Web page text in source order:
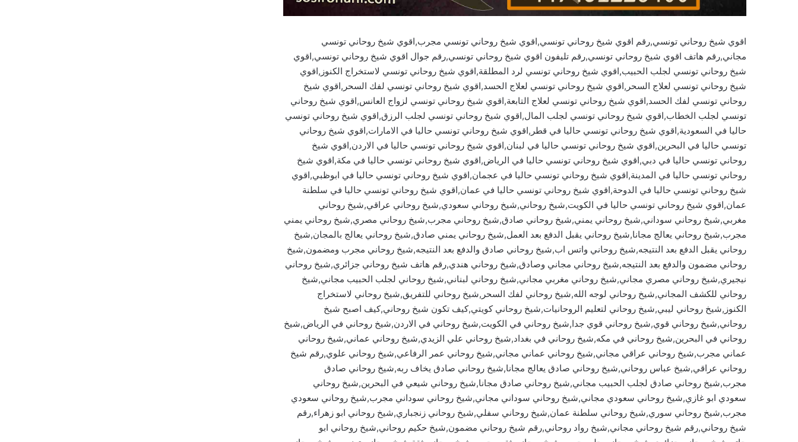
اقوي شيخ روحاني تونسي,رقم اقوي شيخ روحاني تونسي,اقوي شيخ روحاني تونسي مجرب,اقوي شيخ روحاني تونسي
مجاني,رقم هاتف اقوي شيخ روحاني تونسي,رقم تليفون اقوي شيخ روحاني تونسي,رقم جوال اقوي شيخ روحاني تونسي,اقوي
شيخ روحاني تونسي لجلب الحبيب,اقوي شيخ روحاني تونسي لرد المطلقة,اقوي شيخ روحاني تونسي لاستخراج الكنوز,اقوي
شيخ روحاني تونسي لعلاج السحر,اقوي شيخ روحاني تونسي لعلاج الحسد,اقوي شيخ روحاني تونسي لفك السحر,اقوي شيخ
روحاني تونسي لفك الحسد,اقوي شيخ روحاني تونسي لعلاج التابعة,اقوي شيخ روحاني تونسي لزواج العانس,اقوي شيخ روحاني
تونسي لجلب الخطاب,اقوي شيخ روحاني تونسي لجلب المال,اقوي شيخ روحاني تونسي لجلب الرزق,اقوي شيخ روحاني تونسي
حاليا في السعودية,اقوي شيخ روحاني تونسي حاليا في قطر,اقوي شيخ روحاني تونسي حاليا في الامارات,اقوي شيخ روحاني
تونسي حاليا في البحرين,اقوي شيخ روحاني تونسي حاليا في لبنان,اقوي شيخ روحاني تونسي حاليا في الاردن,اقوي شيخ
روحاني تونسي حاليا في دبي,اقوي شيخ روحاني تونسي حاليا في الرياض,اقوي شيخ روحاني تونسي حاليا في مكة,اقوي شيخ
روحاني تونسي حاليا في المدينة,اقوي شيخ روحاني تونسي حاليا في عجمان,اقوي شيخ روحاني تونسي حاليا في ابوظبي,اقوي
شيخ روحاني تونسي حاليا في الدوحة,اقوي شيخ روحاني تونسي حاليا في عمان,اقوي شيخ روحاني تونسي حاليا في سلطنة
عمان,اقوي شيخ روحاني تونسي حاليا في الكويت,شيخ روحاني,شيخ روحاني سعودي,شيخ روحاني عراقي,شيخ روحاني
مغربي,شيخ روحاني سوداني,شيخ روحاني يمني,شيخ روحاني صادق,شيخ روحاني مجرب,شيخ روحاني مصري,شيخ روحاني يمني
مجرب,شيخ روحاني يعالج مجانا,شيخ روحاني يقبل الدفع بعد العمل,شيخ روحاني يمني صادق,شيخ روحاني يعالج بالمجان,شيخ
روحاني يقبل الدفع بعد النتيجه,شيخ روحاني واتس اب,شيخ روحاني صادق والدفع بعد النتيجه,شيخ روحاني مجرب ومضمون,شيخ
روحاني مضمون والدفع بعد النتيجه,شيخ روحاني مجاني وصادق,شيخ روحاني هندي,رقم هاتف شيخ روحاني جزائري,شيخ روحاني
نيجيري,شيخ روحاني مصري مجاني,شيخ روحاني مغربي مجاني,شيخ روحاني لبناني,شيخ روحاني لجلب الحبيب مجاني,شيخ
روحاني للكشف المجاني,شيخ روحاني لوجه الله,شيخ روحاني لفك السحر,شيخ روحاني للتفريق,شيخ روحاني لاستخراج
الكنوز,شيخ روحاني ليبي,شيخ روحاني لتعليم الروحانيات,شيخ روحاني كويتي,كيف تكون شيخ روحاني,كيف اصبح شيخ
روحاني,شيخ روحاني قوي,شيخ روحاني قوي جدا,شيخ روحاني في الكويت,شيخ روحاني في الاردن,شيخ روحاني في الرياض,شيخ
روحاني في البحرين,شيخ روحاني في مكه,شيخ روحاني في بغداد,شيخ روحاني علي الزيدي,شيخ روحاني عماني,شيخ روحاني
عماني مجرب,شيخ روحاني عراقي مجاني,شيخ روحاني عماني مجاني,شيخ روحاني عمر الرفاعي,شيخ روحاني علوي,رقم شيخ
روحاني عراقي,شيخ عباس روحاني,شيخ روحاني صادق يعالج مجانا,شيخ روحاني صادق يخاف ربه,شيخ روحاني صادق
مجرب,شيخ روحاني صادق لجلب الحبيب مجاني,شيخ روحاني صادق مجانا,شيخ روحاني شيعي في البحرين,شيخ روحاني
سعودي ابو غازي,شيخ روحاني سعودي مجاني,شيخ روحاني سوداني مجاني,شيخ روحاني سوداني مجرب,شيخ روحاني سعودي
مجرب,شيخ روحاني سوري,شيخ روحاني سلطنة عمان,شيخ روحاني سفلي,شيخ روحاني زنجباري,شيخ روحاني ابو زهراء,رقم
شيخ روحاني,رقم شيخ روحاني مجاني,شيخ رواد روحاني,رقم شيخ روحاني مضمون,شيخ حكيم روحاني,شيخ روحاني ابو